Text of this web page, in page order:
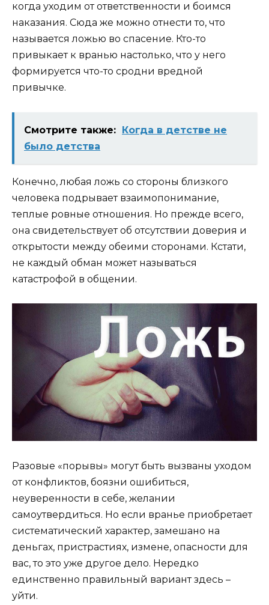
когда уходим от ответственности и боимся
наказания. Сюда же можно отнести то, что
называется ложью во спасение. Кто-то
привыкает к вранью настолько, что у него
формируется что-то сродни вредной
привычке.
Смотрите также: Когда в детстве не
было детства
Конечно, любая ложь со стороны близкого
человека подрывает взаимопонимание,
теплые ровные отношения. Но прежде всего,
она свидетельствует об отсутствии доверия и
открытости между обеими сторонами. Кстати,
не каждый обман может называться
катастрофой в общении.
Разовые «порывы» могут быть вызваны уходом
от конфликтов, боязни ошибиться,
неуверенности в себе, желании
самоутвердиться. Но если вранье приобретает
систематический характер, замешано на
деньгах, пристрастиях, измене, опасности для
вас, то это уже другое дело. Нередко
единственно правильный вариант здесь –
уйти.